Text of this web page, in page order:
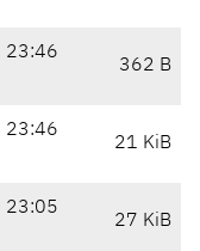
23:46
362 B
23:46
21 KiB
23:05
27 KiB